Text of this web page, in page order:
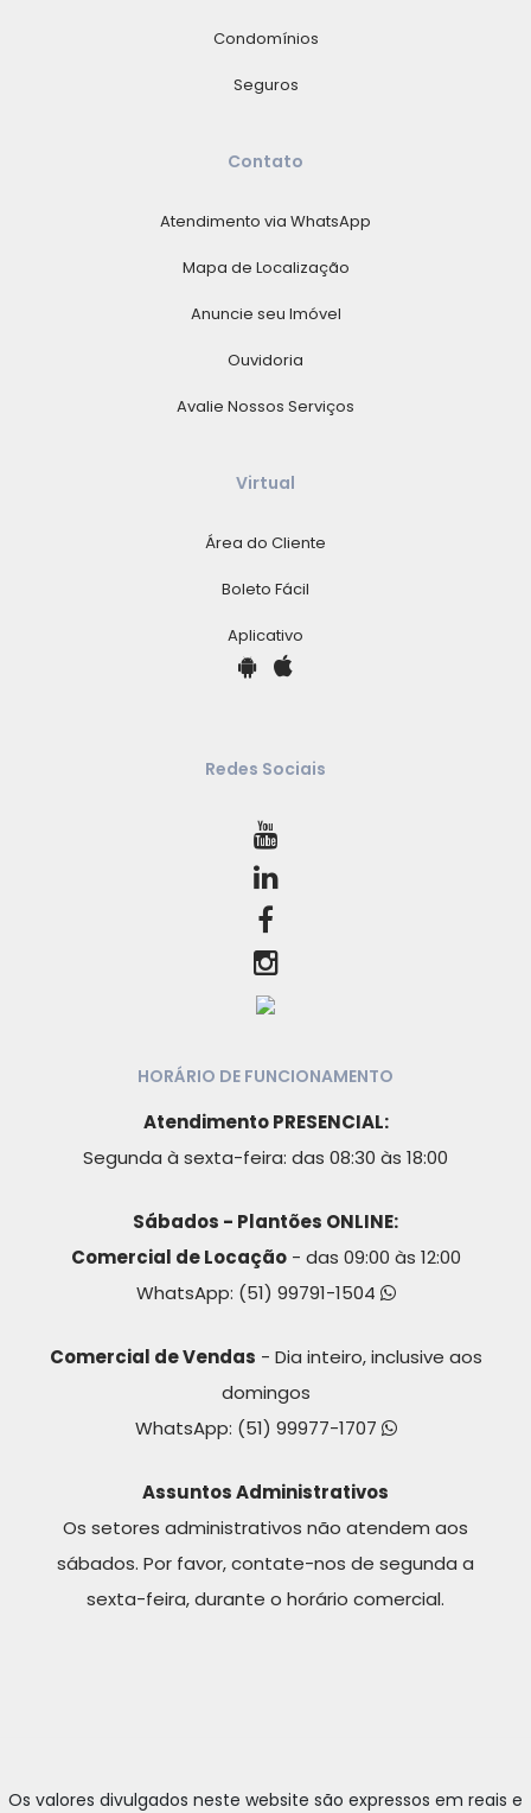
Condomínios
Seguros
Contato
Atendimento via WhatsApp
Mapa de Localização
Anuncie seu Imóvel
Ouvidoria
Avalie Nossos Serviços
Virtual
Área do Cliente
Boleto Fácil
Aplicativo
Redes Sociais
HORÁRIO DE FUNCIONAMENTO
Atendimento PRESENCIAL:
Segunda à sexta-feira: das 08:30 às 18:00
Sábados - Plantões ONLINE:
Comercial de Locação- das 09:00 às 12:00
WhatsApp: (51) 99791-1504
Comercial de Vendas - Dia inteiro, inclusive aos
domingos
WhatsApp: (51) 99977-1707
Assuntos Administrativos
Os setores administrativos não atendem aos
sábados. Por favor, contate-nos de segunda a
sexta-feira, durante o horário comercial.
Os valores divulgados neste website são expressos em reais e